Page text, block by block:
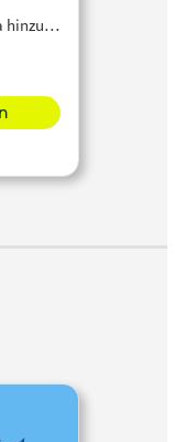
hinzu…